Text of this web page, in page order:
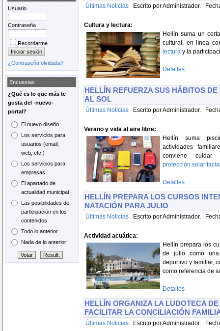
Usuario
Contraseña
Recordarme
¿Contraseña olvidada?
Encuestas
¿Qué es lo que más te
gusta del -nuevo-
portal?
El nuevo diseño
Los servicios para
usuarios (email,
web, etc.)
Los servicios para
empresas
El apartado de
actualidad municipal
Las posibilidades de
participación en los
contenidos
Todo lo anterior
Nada de lo anterior
Últimas Noticias Escrito por Administrador.
Cultura y lectura:
Hellín suma un
cultural, en línea
lectura y la
Detalles
HELLÍN REFUERZA SUS HÁBITOS
AL SOL
Últimas Noticias Escrito por Administrador.
Verano y vida al aire libre:
Hellín suma
actividades
conviene cuidar
protección solar
Detalles
HELLÍN PREPARA LOS CURSOS
NATACIÓN PARA JULIO
Últimas Noticias Escrito por Administrador.
Actividad acuática:
Hellín prepara los
de julio como
deportivo y familiar,
como referencia de
Detalles
HELLÍN ORGANIZA LA LUDOTECA
FACILITAR LA CONCILIACIÓN
Últimas Noticias Escrito por Administrador.